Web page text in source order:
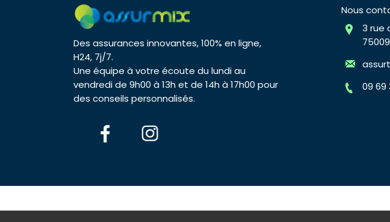
Des assurances innovantes, 100% en ligne,
H24, 7j/7.
Une équipe à votre écoute du lundi au
vendredi de 9h00 à 13h et de 14h à 17h00 pour
des conseils personnalisés.
Nous
3 rue
09 69
© 2026 Assurmix Plan du site